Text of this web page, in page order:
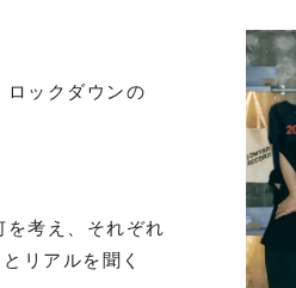
ロックダウンの
考え、それぞれ
リアルを聞く